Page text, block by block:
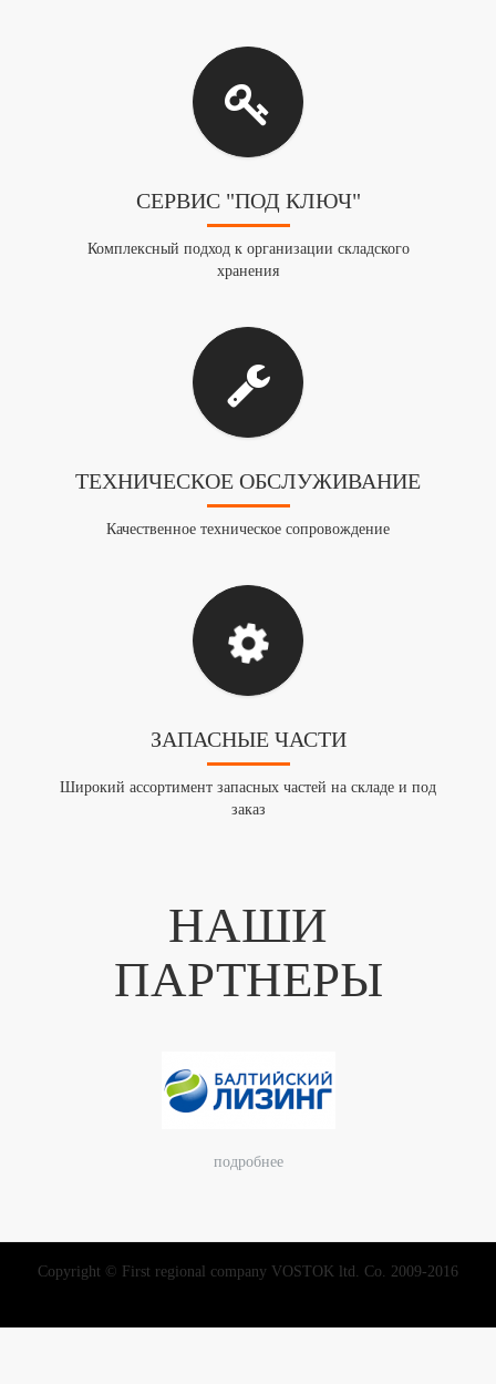
СЕРВИС "ПОД КЛЮЧ"
Комплексный подход к организации складского
хранения
ТЕХНИЧЕСКОЕ ОБСЛУЖИВАНИЕ
Качественное техническое сопровождение
ЗАПАСНЫЕ ЧАСТИ
Широкий ассортимент запасных частей на складе и под
заказ
НАШИ
ПАРТНЕРЫ
подробнее
Copyright © First regional company VOSTOK ltd. Co. 2009-2016